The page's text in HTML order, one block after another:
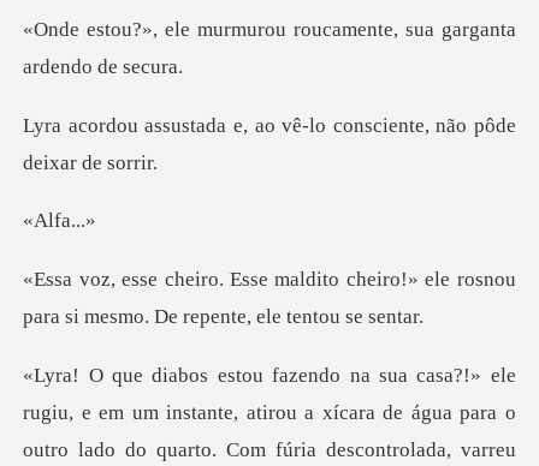
urou roucamente, sua ga
, ao vê-lo consciente, n
fa.
o cheiro!» ele rosnou
para si mesmo
, atirou a xícara de água para o
outro lado do quarto. Com fúria descontrola